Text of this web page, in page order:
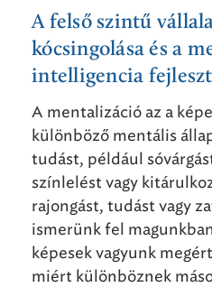
A felső szintű
kócsingolása és a
intelligencia
A mentalizáció az a
különböző mentális
tudást, például
színlelést vagy
rajongást, tudást vagy
ismerünk fel
képesek vagyunk
miért különböznek